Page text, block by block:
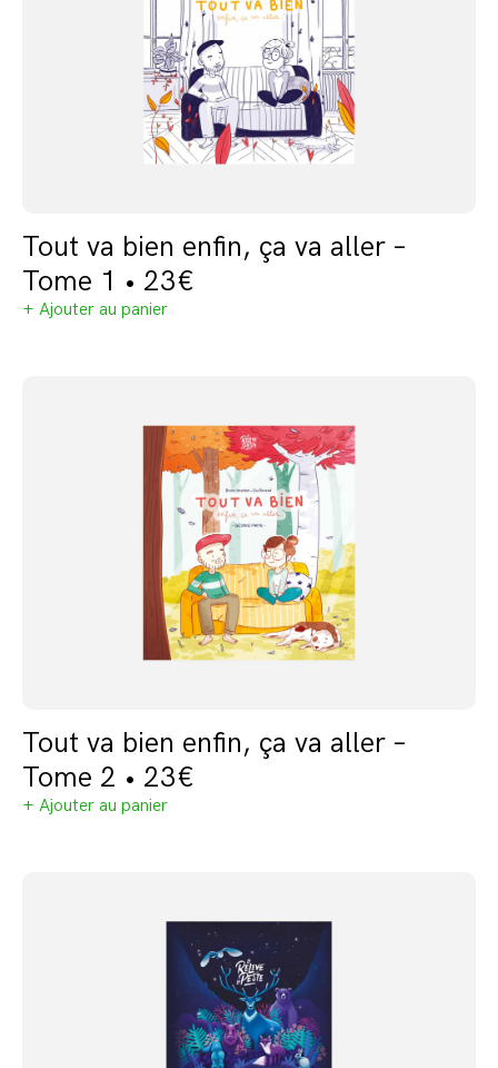
Tout va bien enfin, ça va aller –
Tome 1 • 23€
+ Ajouter au panier
Tout va bien enfin, ça va aller –
Tome 2 • 23€
+ Ajouter au panier